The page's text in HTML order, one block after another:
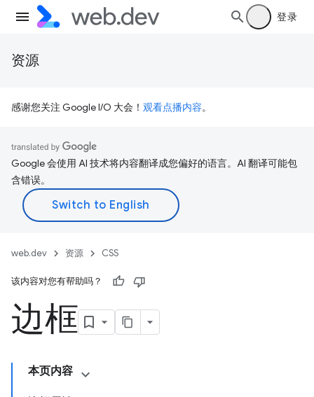
登录
资源
感谢您关注 Google I/O 大会！ 观看点播内容。
Google 会使用 AI 技术将内容翻译成您偏好的语言。AI 翻译可能包
含错误。
web.dev 资源 CSS
该内容对您有帮助吗？
边框
本页内容